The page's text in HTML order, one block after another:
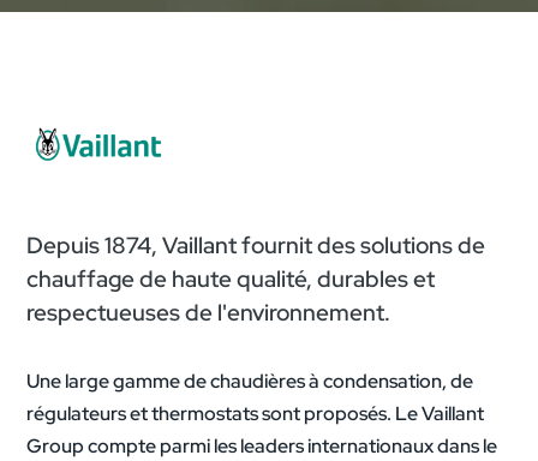
Depuis 1874, Vaillant fournit des solutions de
chauffage de haute qualité, durables et
respectueuses de l'environnement.
Une large gamme de chaudières à condensation, de
régulateurs et thermostats sont proposés. Le Vaillant
Group compte parmi les leaders internationaux dans le